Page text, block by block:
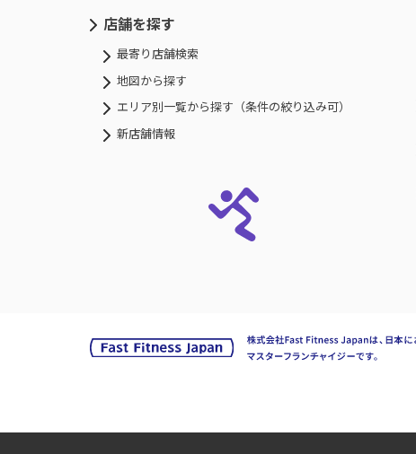
店舗を探す
最寄り店舗検索
地図から探す
エリア別一覧から探す（条件の絞り込み可）
新店舗情報